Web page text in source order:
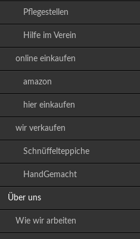
Pflegestellen
Hilfe im Verein
online einkaufen
amazon
hier einkaufen
wir verkaufen
Schnüffelteppiche
HandGemacht
Über uns
Wie wir arbeiten